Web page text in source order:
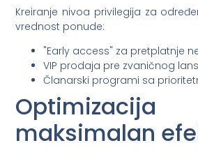
Kreiranje nivoa privilegija za
vrednost ponude:
"Early access" za pretplatnje
VIP prodaja pre zvaničnog
Članarski programi sa
maksimalan